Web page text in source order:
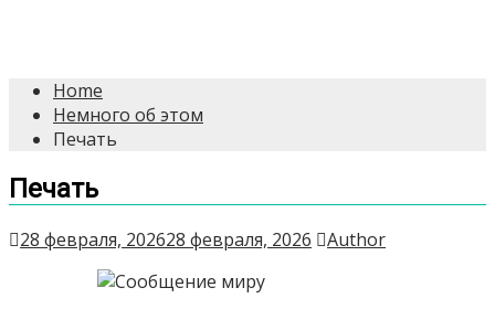
Home
Немного об этом
Печать
Печать
28 февраля, 202628 февраля, 2026 Author